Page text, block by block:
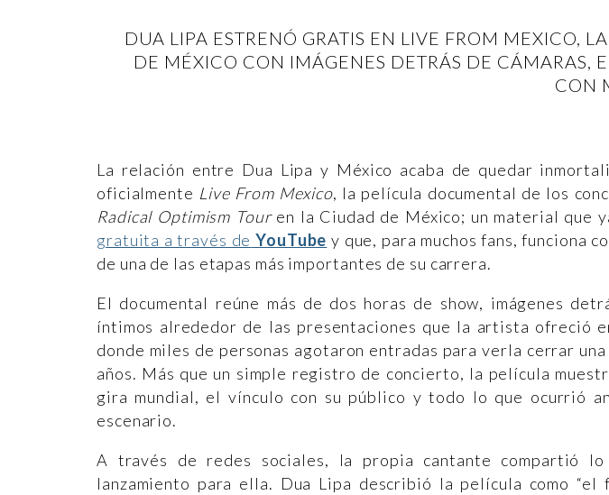
DUA LIPA ESTRENÓ GRATIS EN LIVE FROM MEXICO,
DE MÉXICO CON IMÁGENES DETRÁS DE CÁMARAS,
CON
La relación entre Dua Lipa y México acaba de quedar
oficialmente Live From Mexico, la película documental de los
Radical Optimism Tour en la Ciudad de México; un material que
gratuita a través de YouTube y que, para muchos fans, funciona
de una de las etapas más importantes de su carrera.
El documental reúne más de dos horas de show, imágenes
íntimos alrededor de las presentaciones que la artista ofreció
donde miles de personas agotaron entradas para verla cerrar
años. Más que un simple registro de concierto, la película
gira mundial, el vínculo con su público y todo lo que ocurrió
escenario.
A través de redes sociales, la propia cantante compartió
lanzamiento para ella. Dua Lipa describió la película como “el